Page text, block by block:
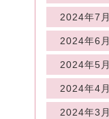
2024年7月
2024年6月
2024年5月
2024年4月
2024年3月